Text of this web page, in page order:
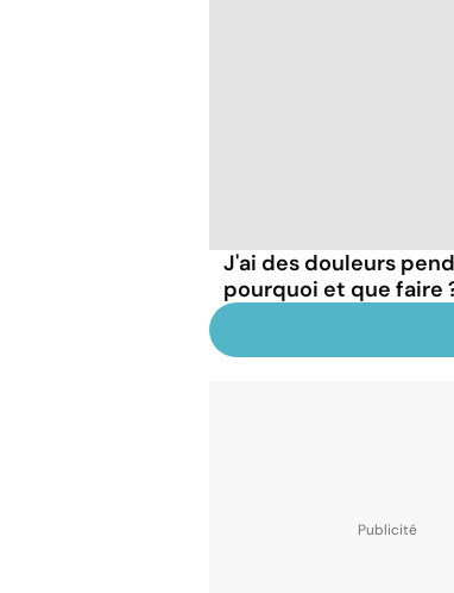
J'ai des douleurs
pourquoi et que faire